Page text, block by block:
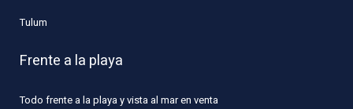
Tulum
Frente a la playa
Todo frente a la playa y vista al mar en venta